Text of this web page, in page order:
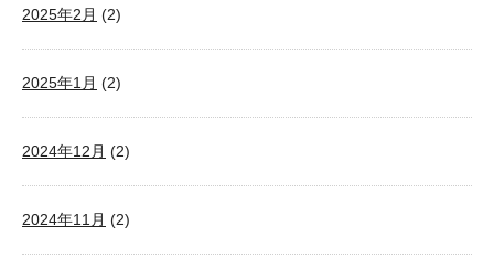
2025年2月 (2)
2025年1月 (2)
2024年12月 (2)
2024年11月 (2)